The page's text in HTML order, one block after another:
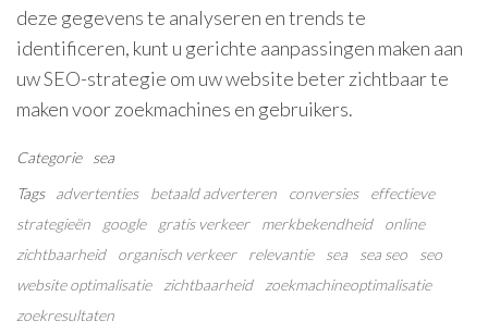
deze gegevens te analyseren en trends te
identificeren, kunt u gerichte aanpassingen maken aan
uw SEO-strategie om uw website beter zichtbaar te
maken voor zoekmachines en gebruikers.
Categorie
sea
Tags
advertenties betaald adverteren conversies
effectieve
strategieën
google gratis verkeer merkbekendheid
online
zichtbaarheid
organisch verkeer relevantie sea sea seo
seo
website optimalisatie
zichtbaarheid
zoekmachineoptimalisatie
zoekresultaten